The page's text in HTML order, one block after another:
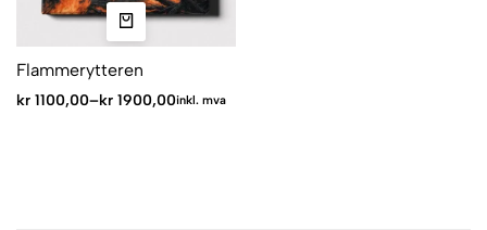
Flammerytteren
kr 1100,00–kr 1900,00inkl. mva